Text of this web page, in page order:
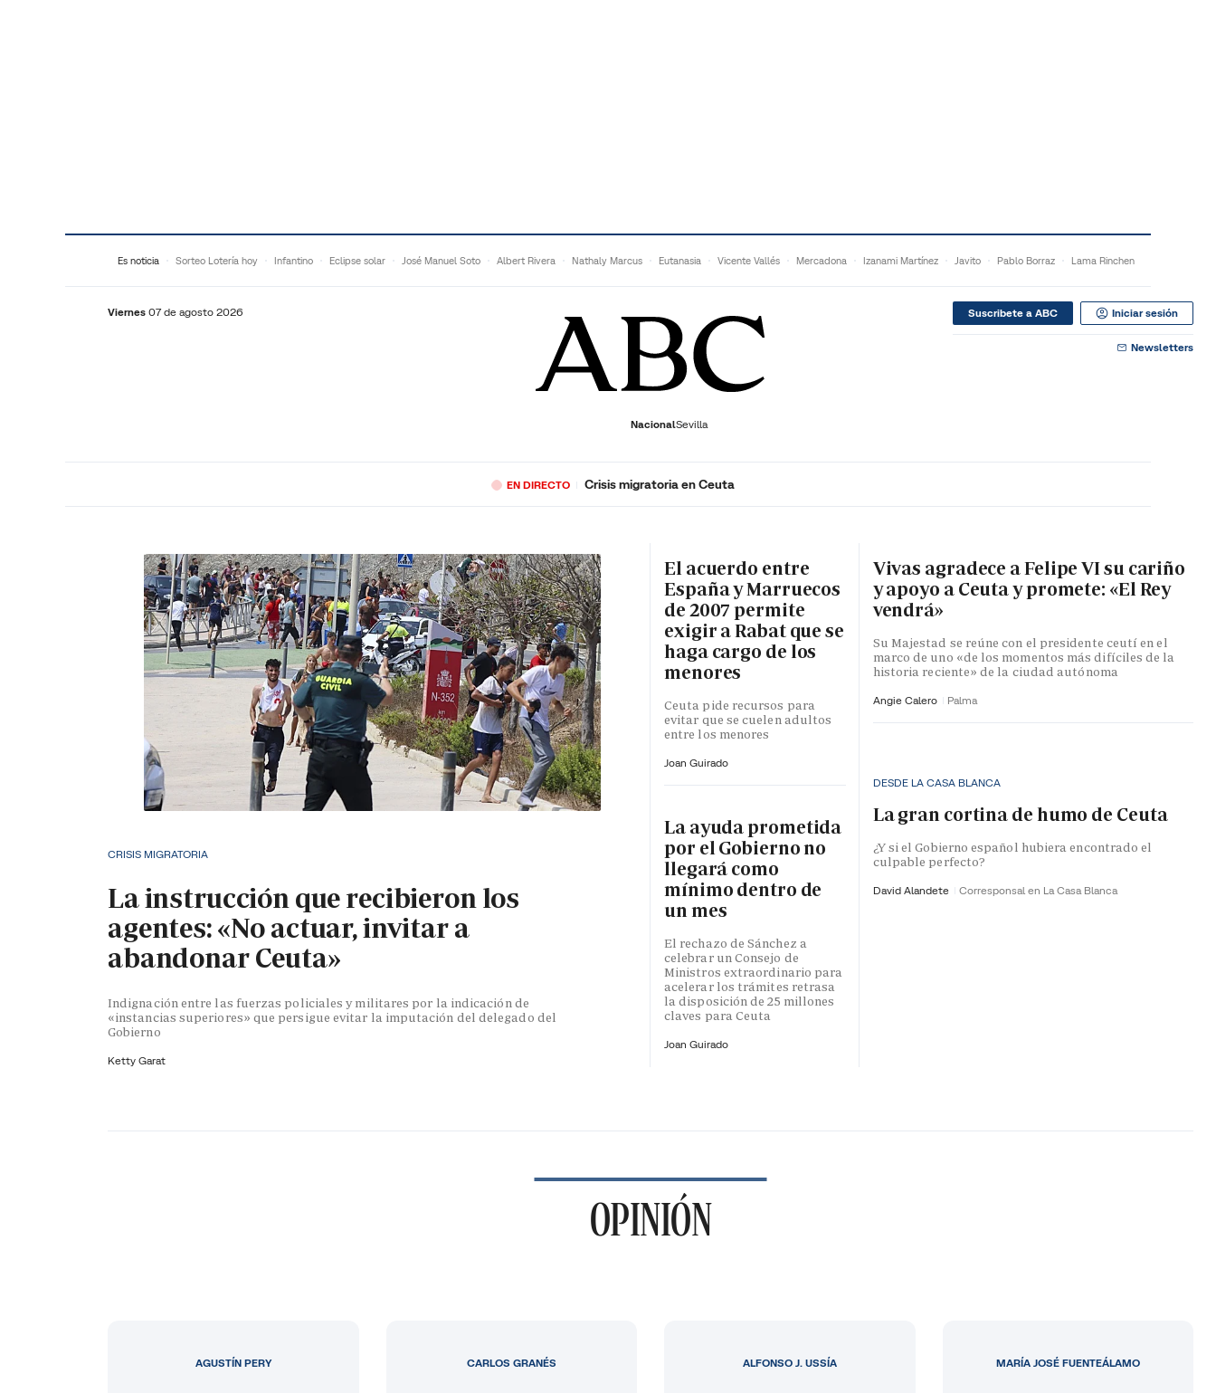
Es noticia Sorteo Lotería hoy Infantino Eclipse solar José Manuel Soto Albert Rivera Nathaly Marcus Eutanasia Vicente Vallés Mercadona Izanami Martínez Javito Pablo Borraz Lama Rinchen
Viernes 07 de agosto 2026
NacionalSevilla
Suscribete a ABC Iniciar sesión
Newsletters
ECONOMÍADEPORTES SOCIEDADCULTURAGENTEPLAY
EN DIRECTO Crisis migratoria en Ceuta
CRISIS MIGRATORIA
La instrucción que recibieron los
agentes: «No actuar, invitar a
abandonar Ceuta»
Indignación entre las fuerzas policiales y militares por la indicación de
«instancias superiores» que persigue evitar la imputación del delegado del
Gobierno
Ketty Garat
El acuerdo entre
España y Marruecos
de 2007 permite
exigir a Rabat que se
haga cargo de los
menores
Ceuta pide recursos para
evitar que se cuelen adultos
entre los menores
Joan Guirado
La ayuda prometida
por el Gobierno no
llegará como
mínimo dentro de
un mes
El rechazo de Sánchez a
celebrar un Consejo de
Ministros extraordinario para
acelerar los trámites retrasa
la disposición de 25 millones
claves para Ceuta
Joan Guirado
Vivas agradece a Felipe VI su cariño
y apoyo a Ceuta y promete: «El Rey
vendrá»
Su Majestad se reúne con el presidente ceutí en el
marco de uno «de los momentos más difíciles de la
historia reciente» de la ciudad autónoma
Angie Calero Palma
DESDE LA CASA BLANCA
La gran cortina de humo de Ceuta
¿Y si el Gobierno español hubiera encontrado el
culpable perfecto?
David Alandete Corresponsal en La Casa Blanca
OPINIÓN
AGUSTÍN PERY CARLOS GRANÉS ALFONSO J. USSÍA MARÍA JOSÉ FUENTEÁLAMO